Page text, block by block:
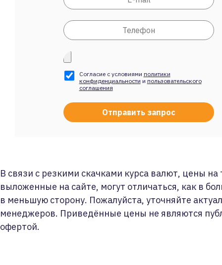
Согласие с условиями политики
конфиденциальности и пользовательского
соглашения
В связи с резкими скачками курса валют, цены на
выложенные на сайте, могут отличаться, как в
в меньшую сторону. Пожалуйста, уточняйте
менеджеров. Приведённые цены не являются
офертой.